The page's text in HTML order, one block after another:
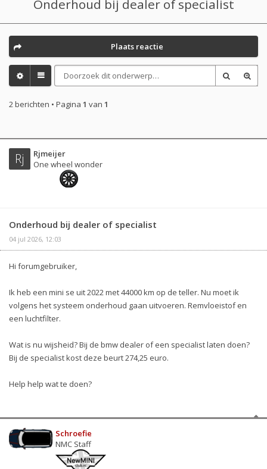
Onderhoud bij dealer of specialist
Plaats reactie
2 berichten • Pagina 1 van 1
Rj
Rjmeijer
One wheel wonder
Onderhoud bij dealer of specialist
04 jul 2026, 12:03
Hi forumgebruiker,
Ik heb een mini se uit 2022 met 44000 km op de teller. Nu moet ik
volgens het systeem onderhoud gaan uitvoeren. Remvloeistof en
een luchtfilter.
Wat is nu wijsheid? Bij de bmw dealer of een specialist laten doen?
Bij de specialist kost deze beurt 274,25 euro.
Help help wat te doen?
Schroefie
NMC Staff